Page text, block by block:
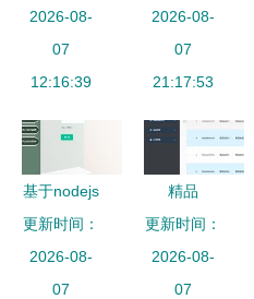
为企业数字
化赋能的全
方位解决方
2026-08-
07
12:16:39
维修 系统
安装与组装
电脑服务全
2026-08-
07
21:17:53
基于nodejs
vue家居产
品的进销存
系统 计算
更新时间：
2026-08-
07
精品
SpringCloud
商品服务系
统 疫情下
更新时间：
2026-08-
07